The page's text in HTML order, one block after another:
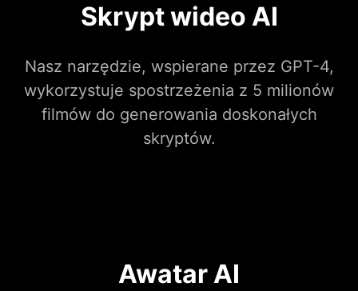
Skrypt wideo AI
Nasz narzędzie, wspierane przez GPT-4,
wykorzystuje spostrzeżenia z 5 milionów
filmów do generowania doskonałych
skryptów.
Awatar AI